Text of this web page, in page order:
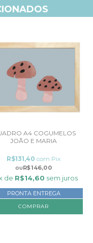
A4 COGUMELOS
JOÃO E MARIA
R$146,00
R$131,40 com Pix
de R$14,60 sem juros
PRONTA ENTREGA
COMPRAR